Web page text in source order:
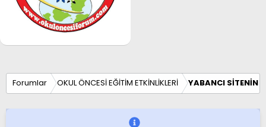
Forumlar OKUL ÖNCESİ EĞİTİM ETKİNLİKLERİ YABANCI SİTENİN